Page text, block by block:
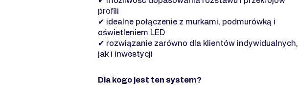
profili
✔ idealne połączenie z murkami, podmurówką i
oświetleniem LED
✔ rozwiązanie zarówno dla klientów indywidualnych,
jak i inwestycji
Dla kogo jest ten system?